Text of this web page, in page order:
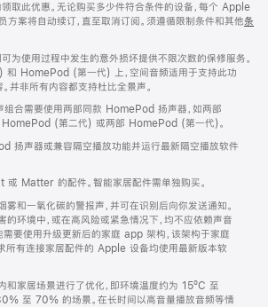
取此优惠。无论购买多少件符合条件的设备，每个 Apple
方案将自动续订，直至取消订阅。须遵循限制条件和其他条
使用过程中发生的意外损坏提供不限次数的保修服务。
HomePod (第一代) 上，空间音频适用于支持此功
并非所有内容都支持杜比全景声。
合需要使用两部同款 HomePod 扬声器，如两部
(第二代) 或两部 HomePod (第一代)。
扬声器或兼容隔空播放功能并运行最新隔空播放软件
Matter 的配件。智能家居配件需单独购买。
雾和一氧化碳的警报声，并可在识别后向你发送通知。
的环境中，或在高风险或紧急情况下，均不应依赖声音
需要使用升级更新后的家庭 app 架构，该架构于家庭
所有连接家居配件的 Apple 设备均使用最新版本软
和家居场景进行了优化，即环境温度约为 15ºC 至
至 70% 的场景。在长时间以高音量播放音频等情